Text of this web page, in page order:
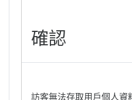
確認
訪客無法存取用戶個人資